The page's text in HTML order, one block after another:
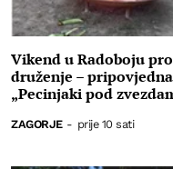
Vikend u Radoboju
druženje –
„Pecinjaki pod
ZAGORJE - prije 10 sati